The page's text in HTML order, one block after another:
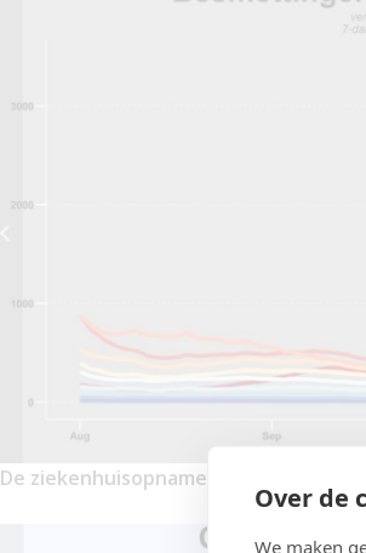
Over de
We maken
De ziekenhuisopnames blijven